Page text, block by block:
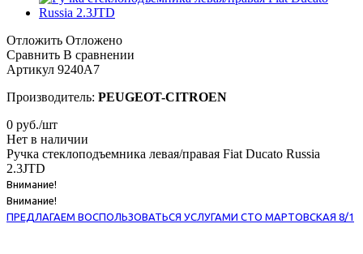
Отложить Отложено
Сравнить В сравнении
Артикул 9240A7
Производитель: PEUGEOT-CITROEN
0 руб./шт
Нет в наличии
Ручка стеклоподъемника левая/правая Fiat Ducato Russia
2.3JTD
Внимание!
Внимание!
ПРЕДЛАГАЕМ ВОСПОЛЬЗОВАТЬСЯ УСЛУГАМИ СТО МАРТОВСКАЯ 8/1